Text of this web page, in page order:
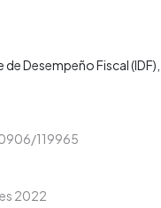
de Desempeño Fiscal (IDF)
119965
2022